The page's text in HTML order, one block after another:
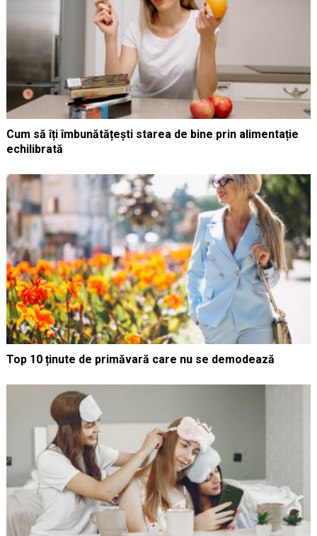
Cum să îți îmbunătățești starea de bine prin alimentație
echilibrată
Top 10 ținute de primăvară care nu se demodează